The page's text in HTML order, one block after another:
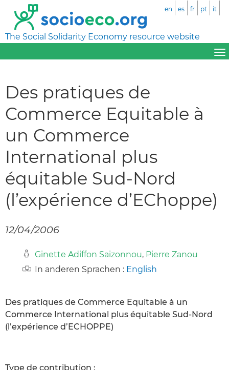
The Social Solidarity Economy resource website
en es fr pt it
Des pratiques de
Commerce Equitable à
un Commerce
International plus
équitable Sud-Nord
(l’expérience d’EChoppe)
12/04/2006
Ginette Adiffon Saizonnou, Pierre Zanou
In anderen Sprachen : English
Des pratiques de Commerce Equitable à un
Commerce International plus équitable Sud-Nord
(l’expérience d’ECHOPPE)
Type de contribution :